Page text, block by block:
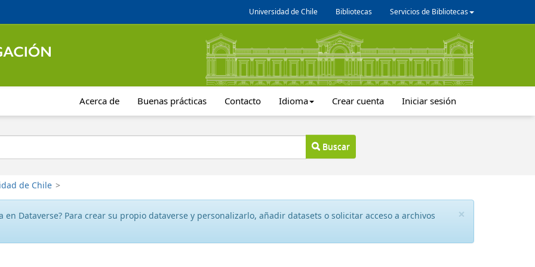
Universidad de Chile Bibliotecas Servicios de Bibliotecas
Acerca de Buenas prácticas Contacto Idioma Crear cuenta Iniciar sesión
Buscar
de Chile >
×
en Dataverse? Para crear su propio dataverse y personalizarlo, añadir datasets o solicitar acceso a archivos